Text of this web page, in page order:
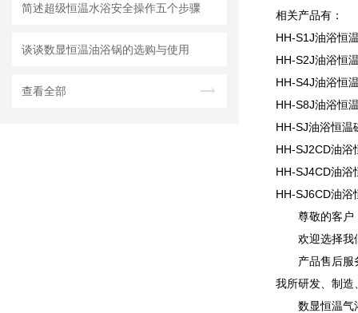
简述超级恒温水浴安全操作五个步骤
谈谈数显恒温油浴锅的选购与使用
查看全部
相关产品有：
HH-S1J油浴恒
HH-S2J油浴恒
HH-S4J油浴恒
HH-S8J油浴恒
HH-SJ油浴恒温
HH-SJ2CD油浴
HH-SJ4CD油浴
HH-SJ6CD油浴
尊敬的客户
欢迎选择我
产品售后服
我所研发、制造
数显恒温气